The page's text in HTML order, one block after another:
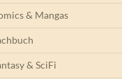
& Mangas
& SciFi